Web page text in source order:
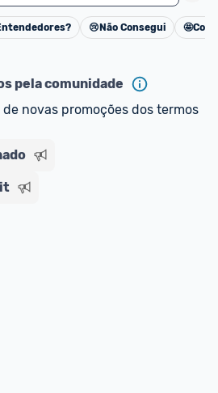
Cancelar
😢 Não Consegui 🤩
pela comunidade
novas promoções dos termos